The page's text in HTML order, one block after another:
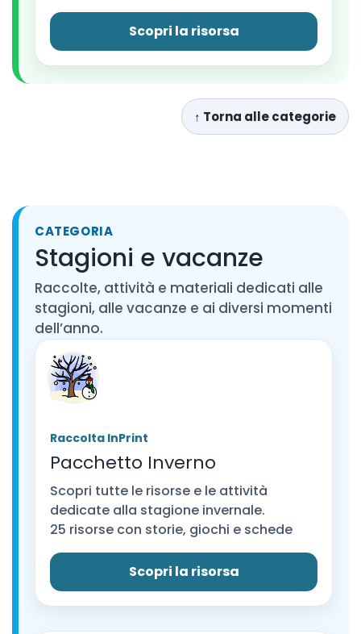
Scopri la risorsa
↑ Torna alle categorie
CATEGORIA
Stagioni e vacanze
Raccolte, attività e materiali dedicati alle
stagioni, alle vacanze e ai diversi momenti
dell’anno.
Raccolta InPrint
Pacchetto Inverno
Scopri tutte le risorse e le attività
dedicate alla stagione invernale.
25 risorse con storie, giochi e schede
Scopri la risorsa